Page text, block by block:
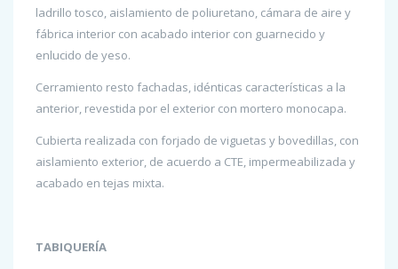
ladrillo tosco, aislamiento de poliuretano, cámara de aire y
fábrica interior con acabado interior con guarnecido y
enlucido de yeso.
Cerramiento resto fachadas, idénticas características a la
anterior, revestida por el exterior con mortero monocapa.
Cubierta realizada con forjado de viguetas y bovedillas, con
aislamiento exterior, de acuerdo a CTE, impermeabilizada y
acabado en tejas mixta.
TABIQUERÍA